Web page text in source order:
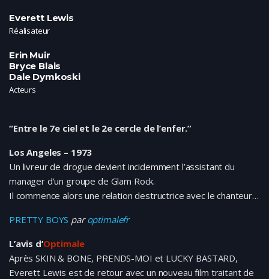
Everett Lewis
Réalisateur
Erin Muir
Bryce Blais
Dale Dymkoski
Acteurs
“Entre le 7e ciel et le 2e cercle de l’enfer.”
Los Angeles – 1973
Un livreur de drogue devient incidemment l’assistant du
manager d’un groupe de Glam Rock.
Il commence alors une relation destructrice avec le chanteur…
PRETTY BOYS paroptimalefr
L’avis d’Optimale
Après SKIN & BONE, PRENDS-MOI et LUCKY BASTARD,
Everett Lewis est de retour avec un nouveau film traitant de